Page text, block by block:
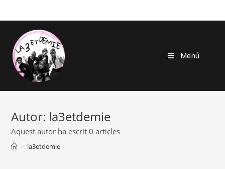
al
contingut
Menú
Autor: la3etdemie
Aquest autor ha escrit 0 articles
> la3etdemie